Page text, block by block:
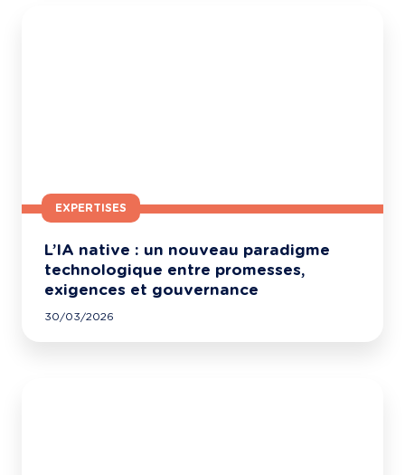
EXPERTISES
L’IA native : un nouveau paradigme
technologique entre promesses,
exigences et gouvernance
30/03/2026